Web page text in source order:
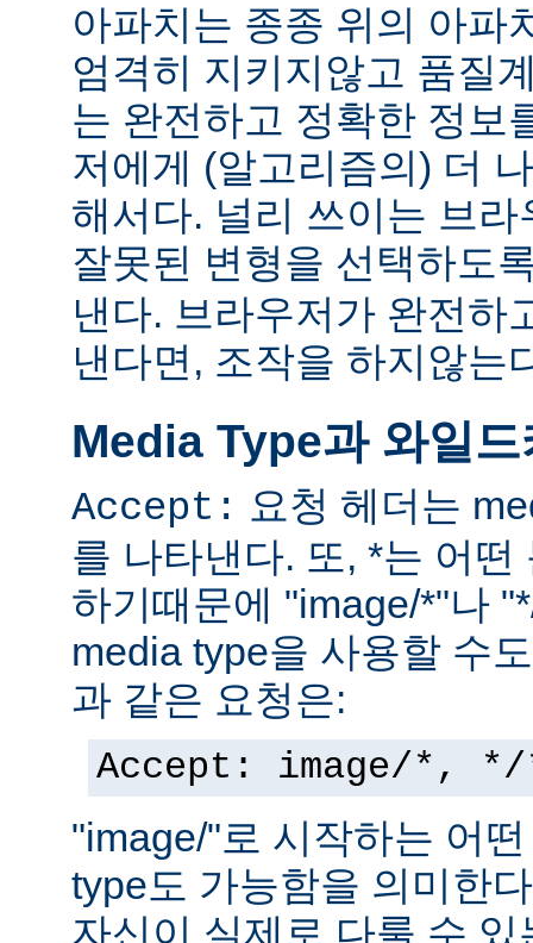
아파치는 종종 위의 아파
엄격히 지키지않고 품질
는 완전하고 정확한 정보
저에게 (알고리즘의) 더
해서다. 널리 쓰이는 브
잘못된 변형을 선택하도
낸다. 브라우저가 완전하
낸다면, 조작을 하지않는
Media Type과 와일드
Accept: 요청 헤더는
를 나타낸다. 또, *는 어
하기때문에 "image/*"나
media type을 사용할 수
과 같은 요청은:
Accept: image/*,
"image/"로 시작하는 어
type도 가능함을 의미한
자신이 실제로 다룰 수